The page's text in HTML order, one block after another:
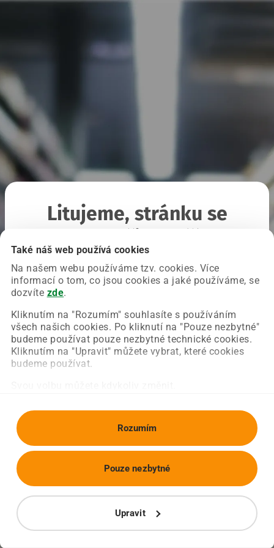
Také náš web používá cookies
Na našem webu používáme tzv. cookies. Více
informací o tom, co jsou cookies a jaké používáme, se
dozvíte zde.
Kliknutím na "Rozumím" souhlasíte s používáním
všech našich cookies. Po kliknutí na "Pouze nezbytné"
budeme používat pouze nezbytné technické cookies.
Kliknutím na "Upravit" můžete vybrat, které cookies
budeme používat.
Rozumím
Upravit
Pouze nezbytné
Litujeme, stránku se
Chyba nastala na naší straně a už ji opravujeme.
Zkuste prosím znovu načíst požadovanou stránku.
Obnovit stránku Úvodní strana